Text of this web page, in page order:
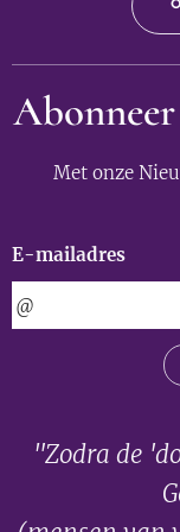
Met onze
E-mailadres
"Zodra de